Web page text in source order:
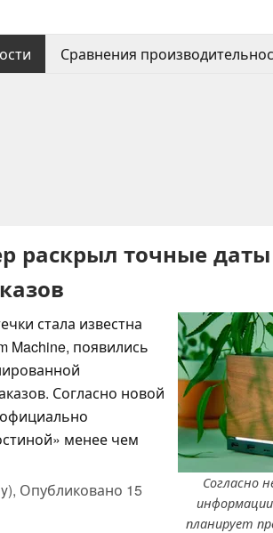
Сравнения
раскрыл точные
Согласно
планирует
стала известна
Machine, появились
Согласно новой
менее чем
Опубликовано 15